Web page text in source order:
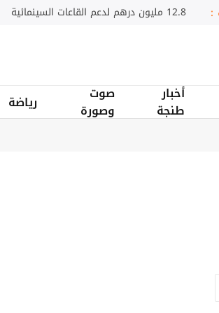
: سامسونج تضيء مدن السعودية
أخبار
طنجة
صوت
وصورة
رياضة